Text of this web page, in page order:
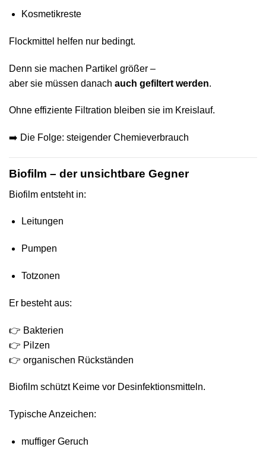
Kosmetikreste
Flockmittel helfen nur bedingt.
Denn sie machen Partikel größer –
aber sie müssen danach auch gefiltert werden.
Ohne effiziente Filtration bleiben sie im Kreislauf.
➡️ Die Folge: steigender Chemieverbrauch
Biofilm – der unsichtbare Gegner
Biofilm entsteht in:
Leitungen
Pumpen
Totzonen
Er besteht aus:
👉 Bakterien
👉 Pilzen
👉 organischen Rückständen
Biofilm schützt Keime vor Desinfektionsmitteln.
Typische Anzeichen:
muffiger Geruch